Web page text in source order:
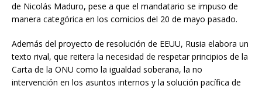
de Nicolás Maduro, pese a que el mandatario se impuso de
manera categórica en los comicios del 20 de mayo pasado.
Además del proyecto de resolución de EEUU, Rusia elabora un
texto rival, que reitera la necesidad de respetar principios de la
Carta de la ONU como la igualdad soberana, la no
intervención en los asuntos internos y la solución pacífica de